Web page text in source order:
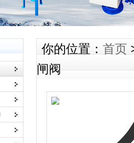
你的位置： 首页
闸阀